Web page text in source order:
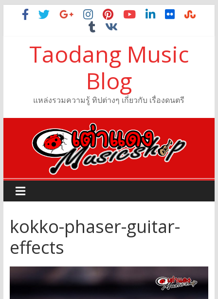
Taodang Music
Blog
แหล่งรวมความรู้ ทิปต่างๆ เกี่ยวกับ เรื่องดนตรี
kokko-phaser-guitar-
effects